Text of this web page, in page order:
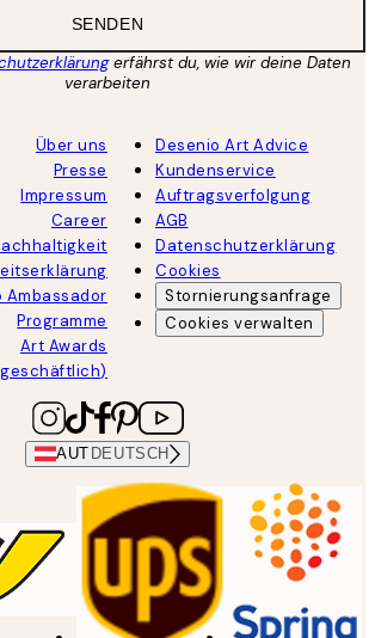
SENDEN
erfährst du, wie wir deine Daten
verarbeiten
Über uns
Presse
Impressum
Career
Ambassador
Programme
Art Awards
Desenio Art Advice
Kundenservice
Auftragsverfolgung
AGB
Datenschutzerklärung
Cookies
Stornierungsanfrage
Cookies verwalten
AUT DEUTSCH